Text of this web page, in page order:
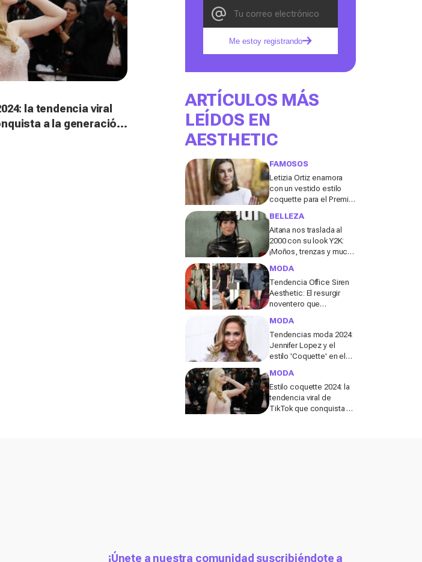
la tendencia viral
a la generación
Me estoy registrando
ARTÍCULOS MÁS
LEÍDOS EN
AESTHETIC
FAMOSOS
Letizia Ortiz enamora
con un vestido estilo
coquette para el Premio
BELLEZA
Aitana nos traslada al
2000 con su look Y2K:
¡Moños, trenzas y mucha
MODA
Tendencia Office Siren
Aesthetic: El resurgir
noventero que
pasarelas
MODA
Tendencias moda 2024:
Jennifer Lopez y el
estilo 'Coquette' en el
MODA
Estilo coquette 2024: la
tendencia viral de
TikTok que conquista a
¡Únete a nuestra comunidad suscribiéndote a